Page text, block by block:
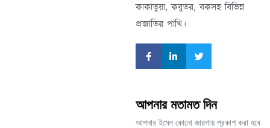
কাকাতুয়া, কবুতর, বকসহ বিভিন্ন
প্রজাতির পাখি।
আপনার মতামত দিন
আপনার ইমেল কোনো জায়গায় প্রকাশ করা হবে